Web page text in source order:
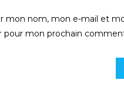
mon nom, mon e-mail et
pour mon prochain